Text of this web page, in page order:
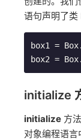
语句声明了类
box1 =
initialize
initialize 方
对象编程语言